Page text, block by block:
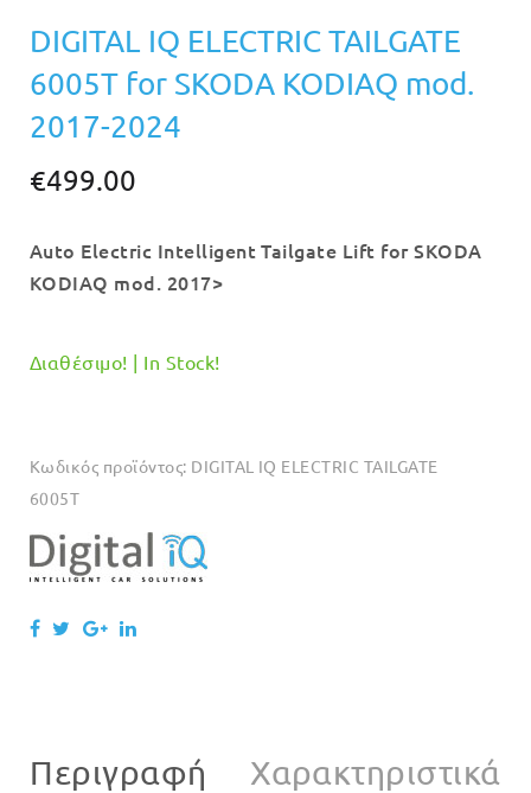
DIGITAL IQ ELECTRIC TAILGATE
6005T for SKODA KODIAQ mod.
2017-2024
€499.00
Auto Electric Intelligent Tailgate Lift for SKODA
KODIAQ mod. 2017>
Διαθέσιμο! | In Stock!
Κωδικός προϊόντος: DIGITAL IQ ELECTRIC TAILGATE
6005T
Περιγραφή Χαρακτηριστικά